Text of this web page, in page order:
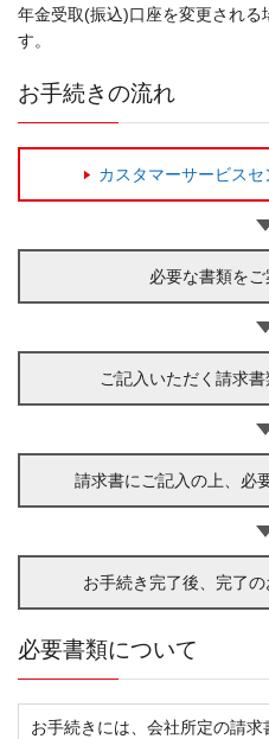
年金受取(振込)口座を変更される
す。
お手続きの流れ
カスタマーサービス
必要な書類を
ご記入いただく請求
請求書にご記入の上、必
お手続き完了後、完了
必要書類について
お手続きには、会社所定の請